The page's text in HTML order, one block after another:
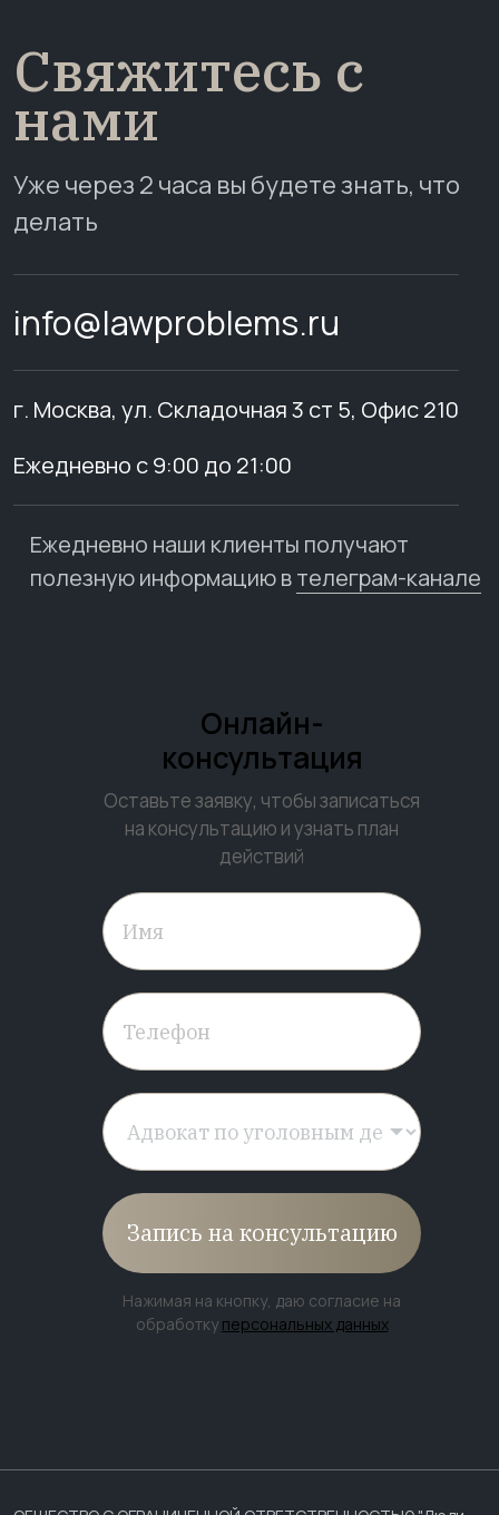
Свяжитесь с
нами
Уже через 2 часа вы будете знать, что
делать
info@lawproblems.ru
г. Москва, ул. Складочная 3 ст 5, Офис 210
Ежедневно с 9:00 до 21:00
Ежедневно наши клиенты получают
полезную информацию втелеграм-канале
Онлайн-
консультация
Оставьте заявку, чтобы записаться
на консультацию и узнать план
действий
Запись на консультацию
Нажимая на кнопку, даю согласие на
обработку персональных данных